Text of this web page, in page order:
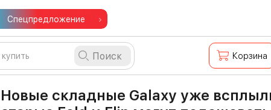
Спецпредложение
Поиск Корзина
Новые складные Galaxy уже